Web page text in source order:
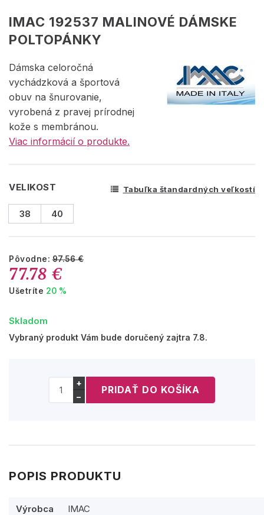
IMAC 192537 MALINOVÉ DÁMSKE
POLTOPÁNKY
Dámska celoročná
vychádzková a športová
obuv na šnurovanie,
vyrobená z pravej prírodnej
kože s membránou.
Viac informácií o produkte.
VELIKOST Tabuľka štandardných veľkostí
38 40
Pôvodne:97.56 €
77.78 €
Ušetríte 20 %
Skladom
Vybraný produkt Vám bude doručený zajtra 7.8.
+
−
POPIS PRODUKTU
Výrobca IMAC